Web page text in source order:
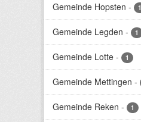
Gemeinde Hopsten - 1
Gemeinde Legden - 1
Gemeinde Lotte - 1
Gemeinde Mettingen -
Gemeinde Reken - 1